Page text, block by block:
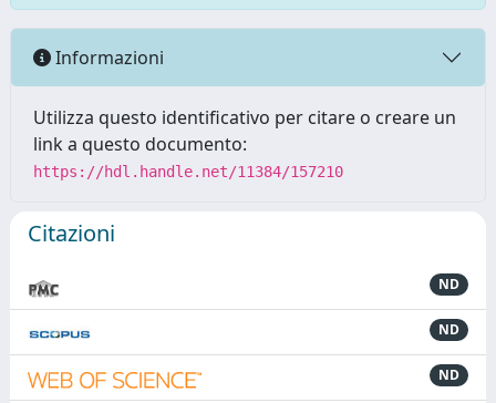
Informazioni
Utilizza questo identificativo per citare o creare un
link a questo documento:
https://hdl.handle.net/11384/157210
Citazioni
ND
ND
ND